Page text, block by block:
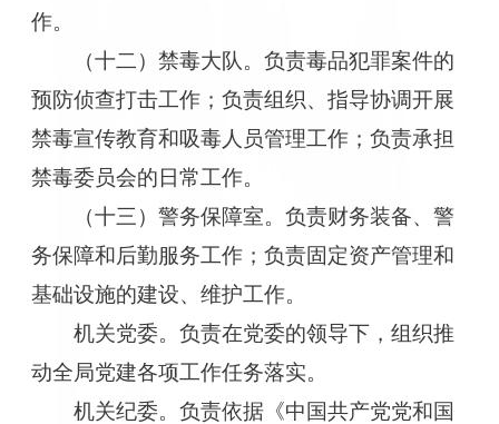
作。
（十二）禁毒大队。负责毒品犯罪案件的
预防侦查打击工作；负责组织、指导协调开展
禁毒宣传教育和吸毒人员管理工作；负责承担
禁毒委员会的日常工作。
（十三）警务保障室。负责财务装备、警
务保障和后勤服务工作；负责固定资产管理和
基础设施的建设、维护工作。
机关党委。负责在党委的领导下，组织推
动全局党建各项工作任务落实。
机关纪委。负责依据《中国共产党党和国